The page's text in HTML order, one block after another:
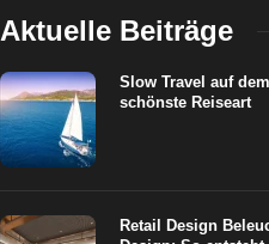
Aktuelle Beiträge
Slow Travel auf
schönste Reiseart
Retail Design